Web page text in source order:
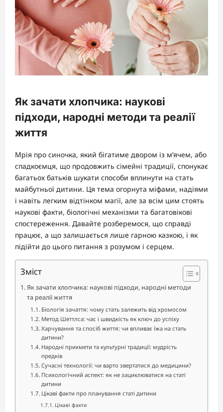
Як зачати хлопчика: наукові
підходи, народні методи та реалії
життя
Мрія про синочка, який бігатиме двором із м’ячем, або
спадкоємця, що продовжить сімейні традиції, спонукає
багатьох батьків шукати способи вплинути на стать
майбутньої дитини. Ця тема огорнута міфами, надіями
і навіть легким відтінком магії, але за всім цим стоять
наукові факти, біологічні механізми та багатовікові
спостереження. Давайте розберемося, що справді
працює, а що залишається лише гарною казкою, і як
підійти до цього питання з розумом і серцем.
Зміст
Як зачати хлопчика: наукові підходи, народні методи
та реалії життя
Біологія зачаття: чому стать залежить від хромосом
Метод Шеттлса: час і швидкість як ключ до успіху
Харчування та спосіб життя: чи впливає їжа на стать
дитини?
Народні прикмети та культурні традиції: мудрість
предків
Сучасні технології: чи варто звертатися до медицини?
Психологічний аспект: як не зациклюватися на статі
дитини
Цікаві факти про планування статі дитини
Цікаві факти